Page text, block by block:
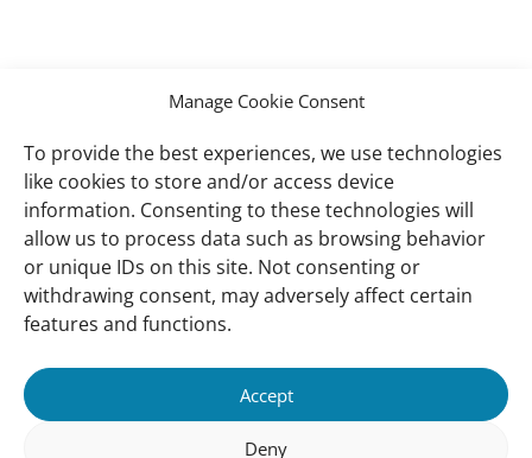
Manage Cookie Consent
To provide the best experiences, we use technologies
like cookies to store and/or access device
information. Consenting to these technologies will
allow us to process data such as browsing behavior
or unique IDs on this site. Not consenting or
withdrawing consent, may adversely affect certain
features and functions.
Accept
Deny
Important
links
Sobre nós
Quem somos
Missão e Visão
Como trabalhamos
Nossa história